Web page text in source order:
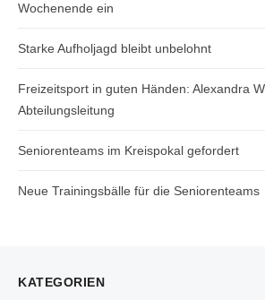
Wochenende ein
Starke Aufholjagd bleibt unbelohnt
Freizeitsport in guten Händen: Alexandra
Abteilungsleitung
Seniorenteams im Kreispokal gefordert
Neue Trainingsbälle für die Seniorenteams
KATEGORIEN